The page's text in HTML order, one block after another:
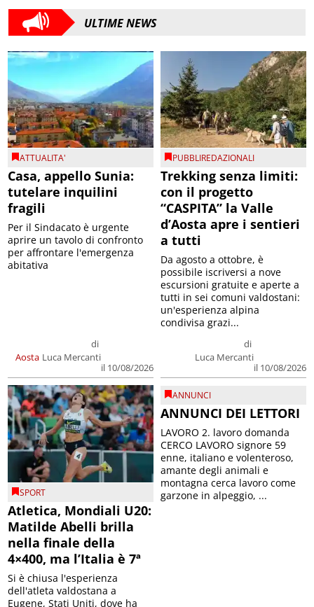
ULTIME NEWS
ATTUALITA'
Casa, appello Sunia:
tutelare inquilini
fragili
Aosta
di
Luca Mercanti
il 10/08/2026
Per il Sindacato è urgente
aprire un tavolo di confronto
per affrontare l'emergenza
abitativa
PUBBLIREDAZIONALI
Trekking senza limiti:
con il progetto
“CASPITA” la Valle
d’Aosta apre i sentieri
a tutti
di
Luca Mercanti
il 10/08/2026
Da agosto a ottobre, è
possibile iscriversi a nove
escursioni gratuite e aperte a
tutti in sei comuni valdostani:
un'esperienza alpina
condivisa grazi...
SPORT
Atletica, Mondiali U20:
Matilde Abelli brilla
nella finale della
4×400, ma l’Italia è 7ª
Si è chiusa l'esperienza
dell'atleta valdostana a
Eugene, Stati Uniti, dove ha
ANNUNCI
ANNUNCI DEI LETTORI
LAVORO 2. lavoro domanda
CERCO LAVORO signore 59
enne, italiano e volenteroso,
amante degli animali e
montagna cerca lavoro come
garzone in alpeggio, ...